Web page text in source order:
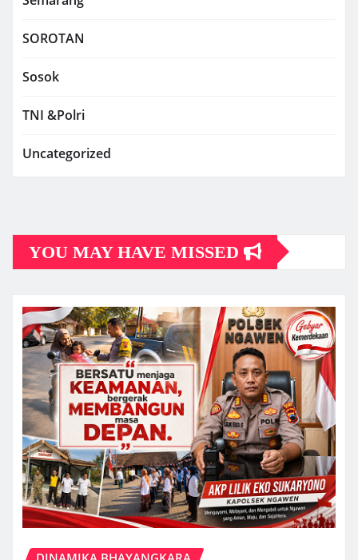
SOROTAN
Sosok
TNI &Polri
Uncategorized
YOU MAY HAVE MISSED